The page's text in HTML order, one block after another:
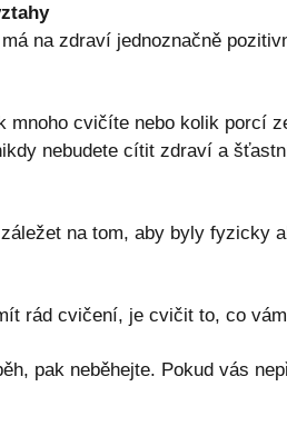
na zdraví jednoznačně
mnoho cvičíte nebo kolik porcí
nebudete cítit zdraví a
na tom, aby byly fyzicky
rád cvičení, je cvičit to, co
pak neběhejte. Pokud vás